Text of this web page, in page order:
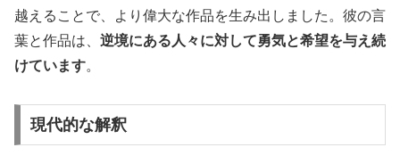
越えることで、より偉大な作品を生み出しました。彼の言
葉と作品は、 逆境にある人々に対して勇気と希望を与え続
けています。
現代的な解釈